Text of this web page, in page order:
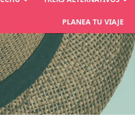
PLANEA TU VIAJE